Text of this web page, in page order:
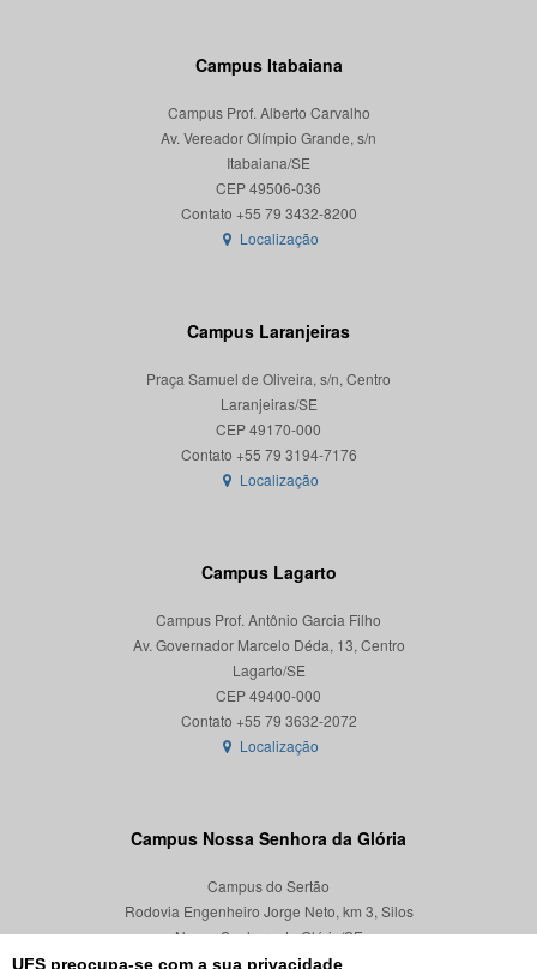
UFS preocupa-se com a sua privacidade
Campus Itabaiana
Campus Prof. Alberto Carvalho
Av. Vereador Olímpio Grande, s/n
Itabaiana/SE
CEP 49506-036
Localização
Campus Laranjeiras
Praça Samuel de Oliveira, s/n, Centro
Laranjeiras/SE
CEP 49170-000
Localização
Campus Lagarto
Campus Prof. Antônio Garcia Filho
Av. Governador Marcelo Déda, 13, Centro
Lagarto/SE
CEP 49400-000
Localização
Campus Nossa Senhora da Glória
Campus do Sertão
Rodovia Engenheiro Jorge Neto, km 3, Silos
Nossa Senhora da Glória/SE
CEP 49680-000